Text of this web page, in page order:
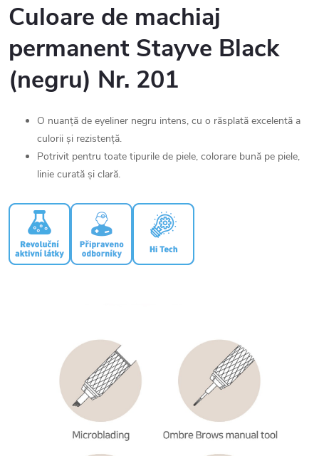
Culoare de machiaj
permanent Stayve Black
(negru) Nr. 201
O nuanță de eyeliner negru intens, cu o răsplată excelentă a
culorii și rezistență.
Potrivit pentru toate tipurile de piele, colorare bună pe piele,
linie curată și clară.